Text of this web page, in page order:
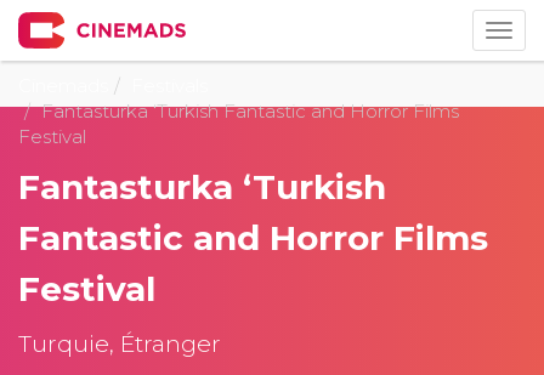
Fantasturka ‘Turkish Fantastic and Horror Films
Festival
Fantasturka ‘Turkish
Fantastic and Horror Films
Festival
Turquie, Étranger